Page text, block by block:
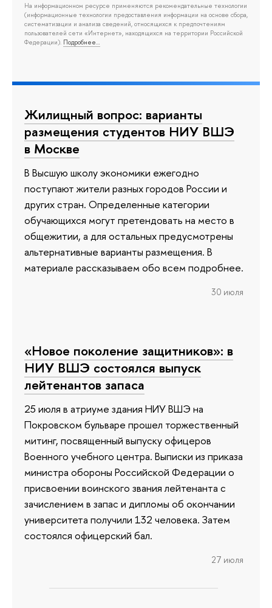
На информационном ресурсе применяются рекомендательные технологии
(информационные технологии предоставления информации на основе сбора,
систематизации и анализа сведений, относящихся к предпочтениям
пользователей сети «Интернет», находящихся на территории Российской
Федерации). Подробнее…
Жилищный вопрос: варианты
размещения студентов НИУ ВШЭ
в Москве
В Высшую школу экономики ежегодно
поступают жители разных городов России и
других стран. Определенные категории
обучающихся могут претендовать на место в
общежитии, а для остальных предусмотрены
альтернативные варианты размещения. В
материале рассказываем обо всем подробнее.
30 июля
«Новое поколение защитников»: в
НИУ ВШЭ состоялся выпуск
лейтенантов запаса
25 июля в атриуме здания НИУ ВШЭ на
Покровском бульваре прошел торжественный
митинг, посвященный выпуску офицеров
Военного учебного центра. Выписки из приказа
министра обороны Российской Федерации о
присвоении воинского звания лейтенанта с
зачислением в запас и дипломы об окончании
университета получили 132 человека. Затем
состоялся офицерский бал.
27 июля